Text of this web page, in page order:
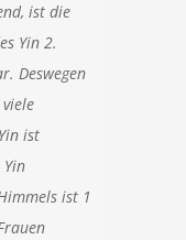
ist die
Yin 2.
Deswegen
ist
ist 1